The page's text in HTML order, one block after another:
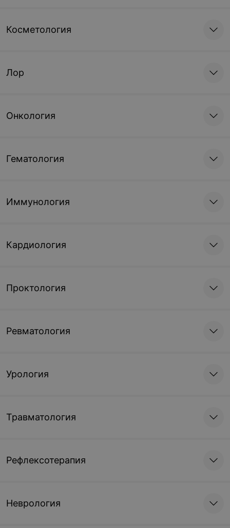
Косметология
Лор
Онкология
Гематология
Иммунология
Кардиология
Проктология
Ревматология
Урология
Травматология
Рефлексотерапия
Неврология